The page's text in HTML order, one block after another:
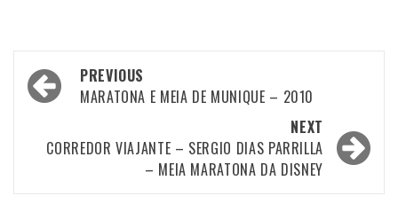
Post
navigation
PREVIOUS
MARATONA E MEIA DE MUNIQUE – 2010
NEXT
CORREDOR VIAJANTE – SERGIO DIAS PARRILLA
– MEIA MARATONA DA DISNEY